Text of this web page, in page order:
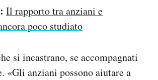
Il rapporto tra anziani e
poco studiato
si incastrano, se accompagnati
«Gli anziani possono aiutare a